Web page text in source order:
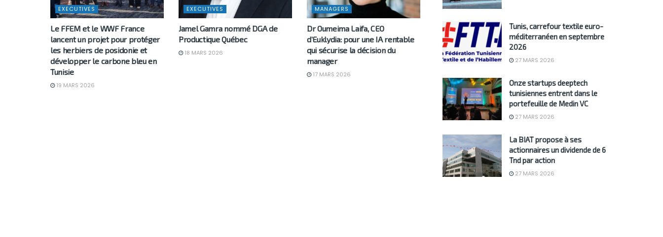
EXECUTIVES
Le FFEM et le WWF France
lancent un projet pour protéger
les herbiers de posidonie et
développer le carbone bleu en
Tunisie
19 MARS 2026
EXECUTIVES
Jamel Gamra nommé DGA de
Productique Québec
18 MARS 2026
MANAGERS
Dr Oumeima Laifa, CEO
d’Euklydia: pour une IA rentable
qui sécurise la décision du
manager
17 MARS 2026
Tunis, carrefour textile euro-
méditerranéen en septembre
2026
27 MARS 2026
Onze startups deeptech
tunisiennes entrent dans le
portefeuille de Medin VC
27 MARS 2026
La BIAT propose à ses
actionnaires un dividende de 6
Tnd par action
27 MARS 2026